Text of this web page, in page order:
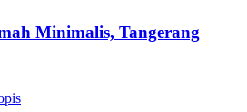
Minimalis, Tangerang